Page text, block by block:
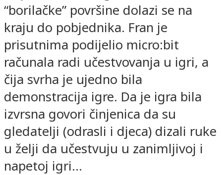
“borilačke” površine dolazi se na
kraju do pobjednika. Fran je
prisutnima podijelio micro:bit
računala radi učestvovanja u igri, a
čija svrha je ujedno bila
demonstracija igre. Da je igra bila
izvrsna govori činjenica da su
gledatelji (odrasli i djeca) dizali ruke
u želji da učestvuju u zanimljivoj i
napetoj igri…